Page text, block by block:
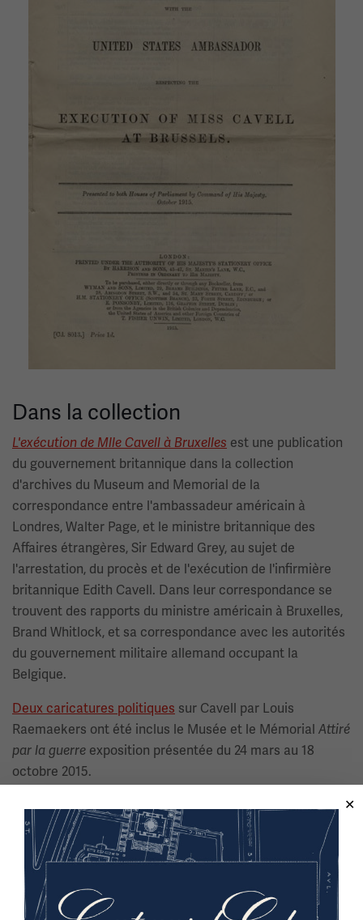
Dans la collection
L'exécution de Mlle Cavell à Bruxelles est une publication
du gouvernement britannique dans la collection
d'archives du Museum and Memorial de la
correspondance entre l'ambassadeur américain à
Londres, Walter Page, et le ministre britannique des
Affaires étrangères, Sir Edward Grey, au sujet de
l'arrestation, du procès et de l'exécution de l'infirmière
britannique Edith Cavell. Dans leur correspondance se
trouvent des rapports du ministre américain à Bruxelles,
Brand Whitlock, et sa correspondance avec les autorités
du gouvernement militaire allemand occupant la
Belgique.
Deux caricatures politiques sur Cavell par Louis
Raemaekers ont été inclus le Musée et le Mémorial Attiré
par la guerre exposition présentée du 24 mars au 18
octobre 2015.
Voir d'autres articles sur Edith Cavell
dans la collection du musée